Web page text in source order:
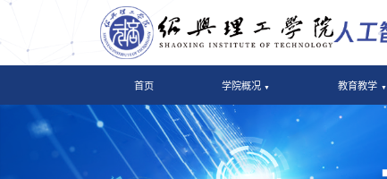
首页 学院概况 教育教学